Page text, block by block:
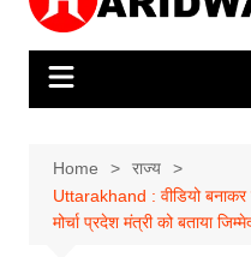
Home
राज्य
Uttarakhand : वीडियो
मोर्चा प्रदेश मंत्री को बताया